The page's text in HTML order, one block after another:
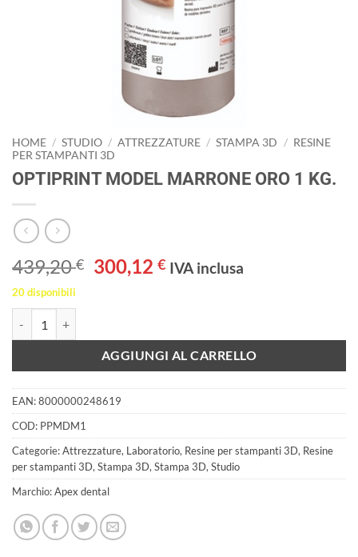
HOME / STUDIO / ATTREZZATURE / STAMPA 3D / RESINE
PER STAMPANTI 3D
OPTIPRINT MODEL MARRONE ORO 1 KG.
439,20€ Il
prezzo
439,20 €.
300,12€Il
300,12 €.
IVA inclusa
20 disponibili
AGGIUNGI AL CARRELLO
EAN:8000000248619
COD: PPMDM1
Categorie:Attrezzature, Laboratorio, Resine per stampanti 3D, Resine
per stampanti 3D,Stampa 3D,Stampa 3D,Studio
Marchio:Apex dental